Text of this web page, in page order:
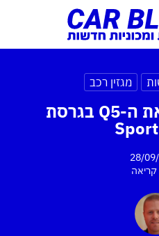
מגזין רכב
אאודי חושפת את ה-Q5 בגרסת
28/
קריאה